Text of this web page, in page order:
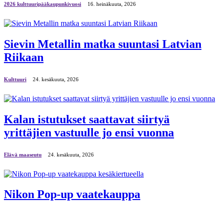
2026 kulttuuripääkaupunkivuosi 16. heinäkuuta, 2026
Sievin Metallin matka suuntasi Latvian
Riikaan
Kulttuuri 24. kesäkuuta, 2026
Kalan istutukset saattavat siirtyä
yrittäjien vastuulle jo ensi vuonna
Elävä maaseutu 24. kesäkuuta, 2026
Nikon Pop-up vaatekauppa